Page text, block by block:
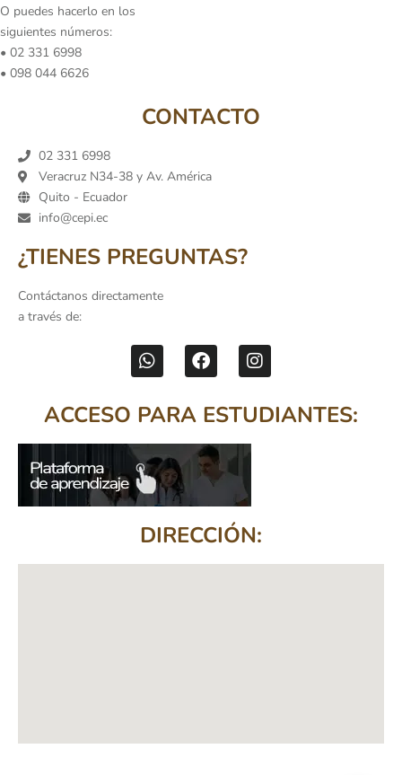
O puedes hacerlo en los
siguientes números:
• 02 331 6998
• 098 044 6626
CONTACTO
02 331 6998
Veracruz N34-38 y Av. América
Quito - Ecuador
info@cepi.ec
¿TIENES PREGUNTAS?
Contáctanos directamente
a través de:
ACCESO PARA ESTUDIANTES:
DIRECCIÓN: